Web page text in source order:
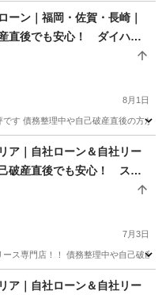
ーン｜福岡・佐賀・長崎｜
直後でも安心！ ダイハ
ス R05年式
8月1日
す 債務整理中や自己破産直後の方
ア｜自社ローン＆自社リー
破産直後でも安心！ スズ
レー H25年式
7月3日
ス専門店！！ 債務整理中や自己破
ア｜自社ローン＆自社リー